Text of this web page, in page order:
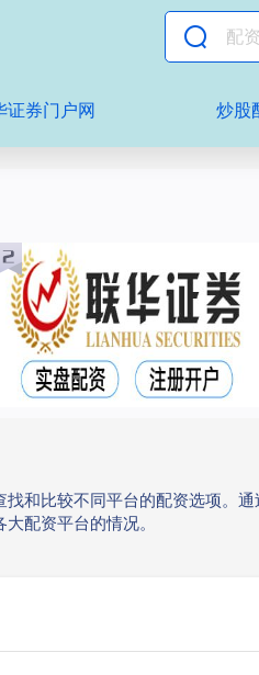
证券门户网 炒股
和比较不同平台的配资选项。
配资平台的情况。